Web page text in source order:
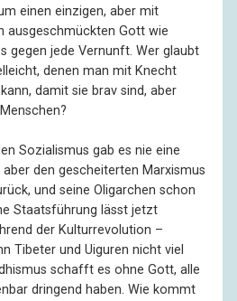
einen einzigen, aber mit
ausgeschmückten Gott wie
gegen jede Vernunft. Wer glaubt
denen man mit Knecht
damit sie brav sind, aber
Sozialismus gab es nie eine
den gescheiterten Marxismus
und seine Oligarchen schon
Staatsführung lässt jetzt
der Kulturrevolution –
Tibeter und Uiguren nicht viel
schafft es ohne Gott, alle
dringend haben. Wie kommt